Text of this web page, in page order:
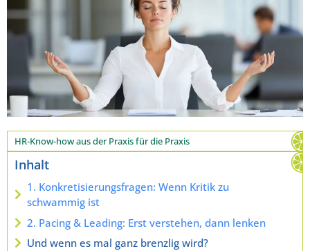
HR-Know-how aus der Praxis für die Praxis
Inhalt
1. Konkretisierungsfragen: Wenn Kritik zu
schwammig ist
2. Pacing & Leading: Erst verstehen, dann lenken
Und wenn es mal ganz brenzlig wird?